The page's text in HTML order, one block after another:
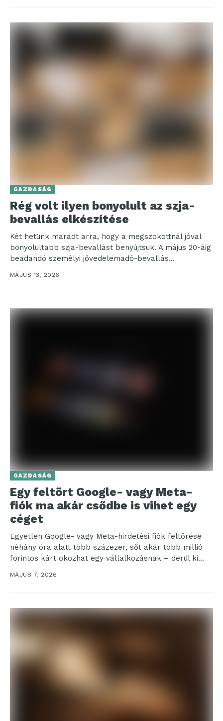
GAZDASÁG
Rég volt ilyen bonyolult az szja-
bevallás elkészítése
Két hetünk maradt arra, hogy a megszokottnál jóval
bonyolultabb szja-bevallást benyújtsuk. A május 20-áig
beadandó személyi jövedelemadó-bevallás
összetettségét az okozza, hogy 2025-ben a...
MÁJUS 13, 2026
GAZDASÁG
Egy feltört Google- vagy Meta-
fiók ma akár csődbe is vihet egy
céget
Egyetlen Google- vagy Meta-hirdetési fiók feltörése
néhány óra alatt több százezer, sőt akár több millió
forintos kárt okozhat egy vállalkozásnak – derül ki...
MÁJUS 7, 2026